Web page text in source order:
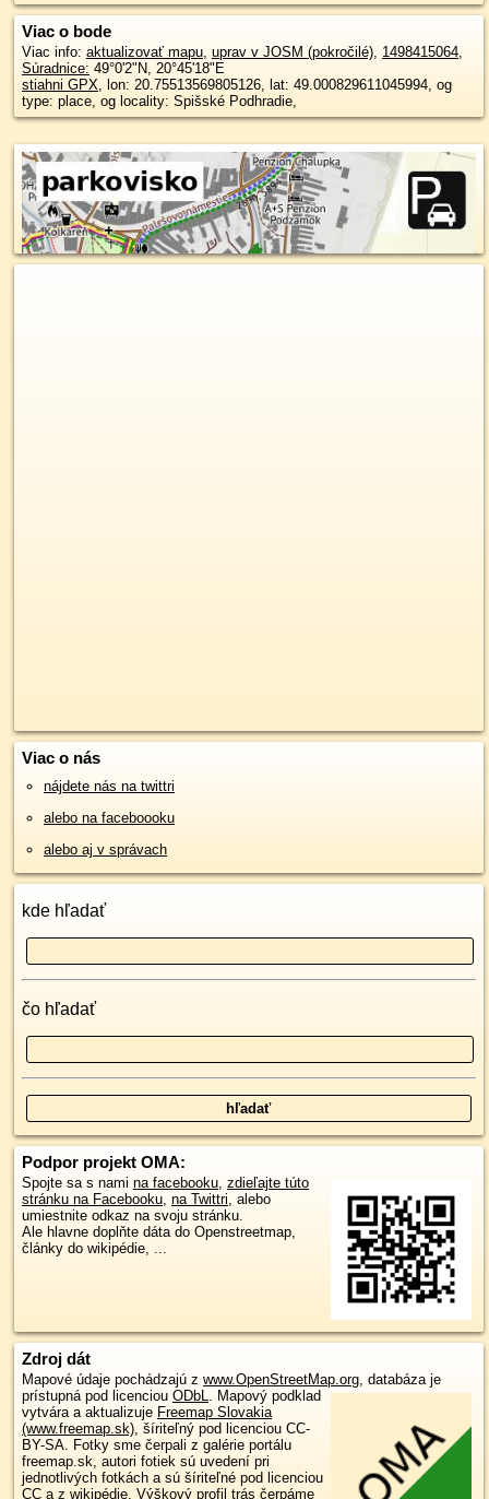
Viac o bode
Viac info: aktualizovať mapu, uprav v JOSM (pokročilé), 1498415064,
Súradnice: 49°0'2"N, 20°45'18"E
stiahni GPX, lon: 20.75513569805126, lat: 49.000829611045994, og
type: place, og locality: Spišské Podhradie,
Viac o nás
nájdete nás na twittri
alebo na faceboooku
alebo aj v správach
kde hľadať
čo hľadať
Podpor projekt OMA:
Spojte sa s nami na facebooku, zdieľajte túto
stránku na Facebooku, na Twittri, alebo
umiestnite odkaz na svoju stránku.
Ale hlavne doplňte dáta do Openstreetmap,
články do wikipédie, ...
Zdroj dát
Mapové údaje pochádzajú z www.OpenStreetMap.org, databáza je
prístupná pod licenciou ODbL. Mapový podklad
vytvára a aktualizuje Freemap Slovakia
(www.freemap.sk), šíriteľný pod licenciou CC-
BY-SA. Fotky sme čerpali z galérie portálu
freemap.sk, autori fotiek sú uvedení pri
jednotlivých fotkách a sú šíriteľné pod licenciou
CC a z wikipédie. Výškový profil trás čerpáme